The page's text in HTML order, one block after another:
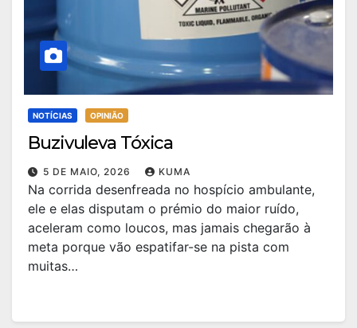
NOTÍCIAS OPINIÃO
Buzivuleva Tóxica
5 DE MAIO, 2026 KUMA
Na corrida desenfreada no hospício ambulante,
ele e elas disputam o prémio do maior ruído,
aceleram como loucos, mas jamais chegarão à
meta porque vão espatifar-se na pista com
muitas…